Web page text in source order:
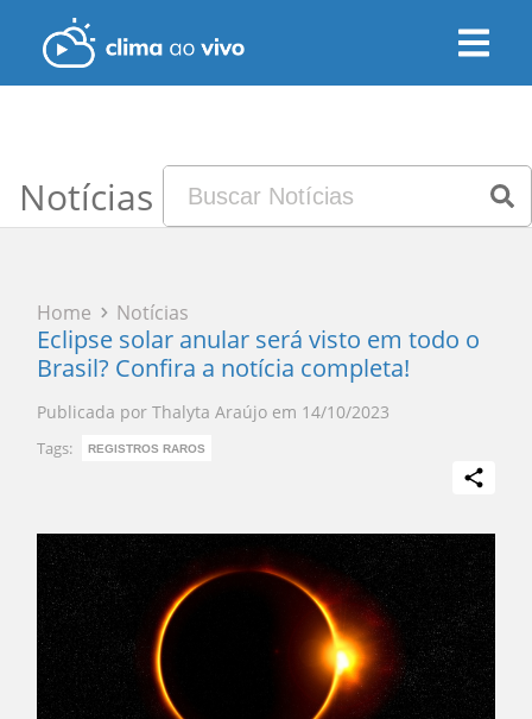
Notícias
Home Notícias
Eclipse solar anular será visto em todo o
Brasil? Confira a notícia completa!
Publicada por Thalyta Araújo em 14/10/2023
Tags: REGISTROS RAROS